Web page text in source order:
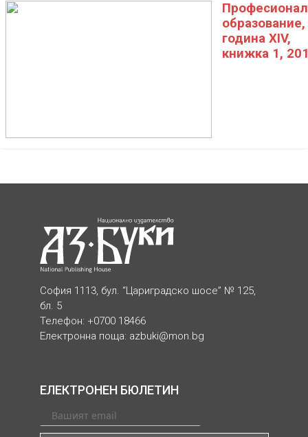
образование,
година XIV,
книжка 1,
София 1113, бул. “Цариградско шосе” № 125,
бл. 5
Телефон: +0700 18466
Електронна поща: azbuki@mon.bg
ЕЛЕКТРОНЕН БЮЛЕТИН